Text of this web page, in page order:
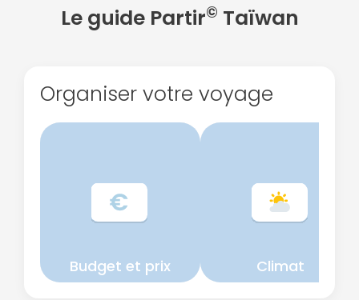
Le guide Partir© Taïwan
Organiser votre voyage
Budget et prix Climat